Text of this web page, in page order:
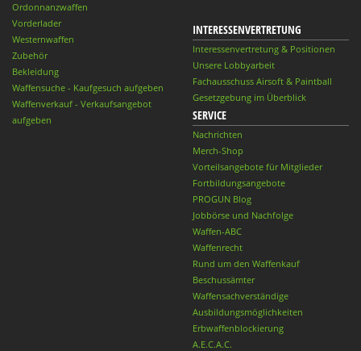
Ordonnanzwaffen
Vorderlader
Westernwaffen
Zubehör
Bekleidung
Waffensuche - Kaufgesuch aufgeben
Waffenverkauf - Verkaufsangebot
aufgeben
INTERESSENVERTRETUNG
Interessenvertretung & Positionen
Unsere Lobbyarbeit
Fachausschuss Airsoft & Paintball
Gesetzgebung im Überblick
SERVICE
Nachrichten
Merch-Shop
Vorteilsangebote für Mitglieder
Fortbildungsangebote
PROGUN Blog
Jobbörse und Nachfolge
Waffen-ABC
Waffenrecht
Rund um den Waffenkauf
Beschussämter
Waffensachverständige
Ausbildungsmöglichkeiten
Erbwaffenblockierung
A.E.C.A.C.